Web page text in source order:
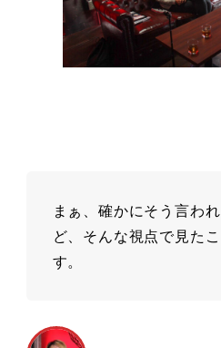
まぁ、確かにそう⾔わ
ど、そんな視点で⾒た
す。